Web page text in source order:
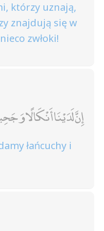
którzy uznają,
znajdują się w
zwłoki!
إِنَّ لَدَيْنَا أَنْكَالًا
łańcuchy i